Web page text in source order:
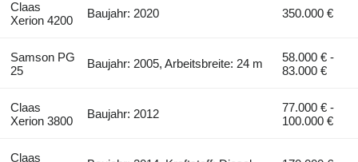
Claas
Xerion 4200
Baujahr: 2020 350.000 €
Samson PG
25
Baujahr: 2005, Arbeitsbreite: 24 m
58.000 € -
83.000 €
Claas
Xerion 3800
Baujahr: 2012
77.000 € -
100.000 €
Claas